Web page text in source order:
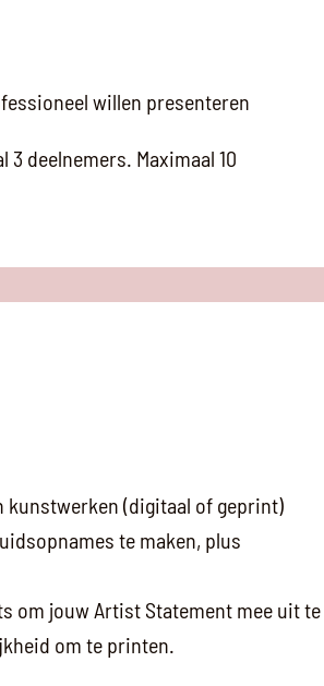
willen presenteren
deelnemers. Maximaal 10
kunstwerken (digitaal of geprint)
te maken, plus
om jouw Artist Statement mee uit te
om te printen.